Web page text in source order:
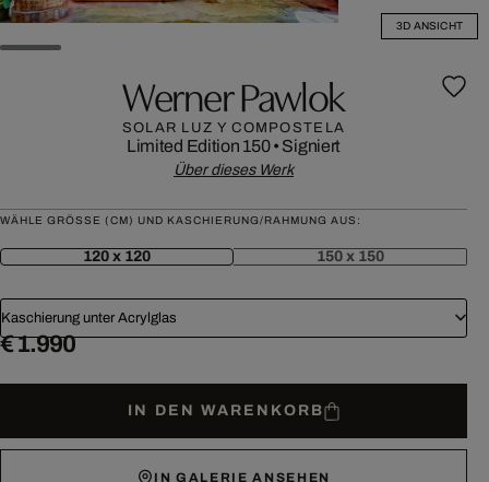
3D ANSICHT
Werner Pawlok
SOLAR LUZ Y COMPOSTELA
Limited Edition 150• Signiert
Über dieses Werk
WÄHLE GRÖSSE (CM) UND KASCHIERUNG/RAHMUNG AUS:
120 x 120 150 x 150
Kaschierung unter Acrylglas
€ 1.990
IN DEN WARENKORB
IN GALERIE ANSEHEN